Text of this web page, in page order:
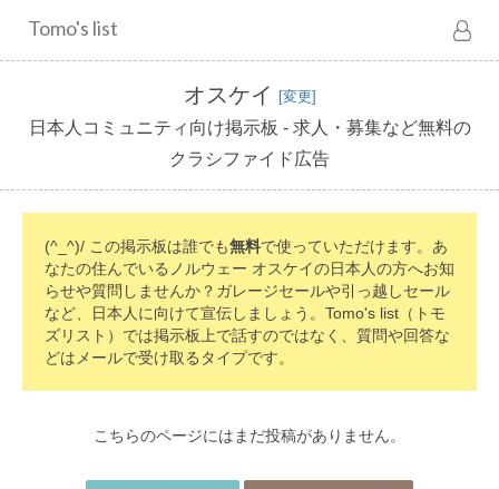
Tomo's list
オスケイ [変更]
日本人コミュニティ向け掲示板 - 求人・募集など無料の
クラシファイド広告
(^_^)/ この掲示板は誰でも無料で使っていただけます。あ
なたの住んでいるノルウェー オスケイの日本人の方へお知
らせや質問しませんか？ガレージセールや引っ越しセール
など、日本人に向けて宣伝しましょう。Tomo's list（トモ
ズリスト）では掲示板上で話すのではなく、質問や回答な
どはメールで受け取るタイプです。
こちらのページにはまだ投稿がありません。